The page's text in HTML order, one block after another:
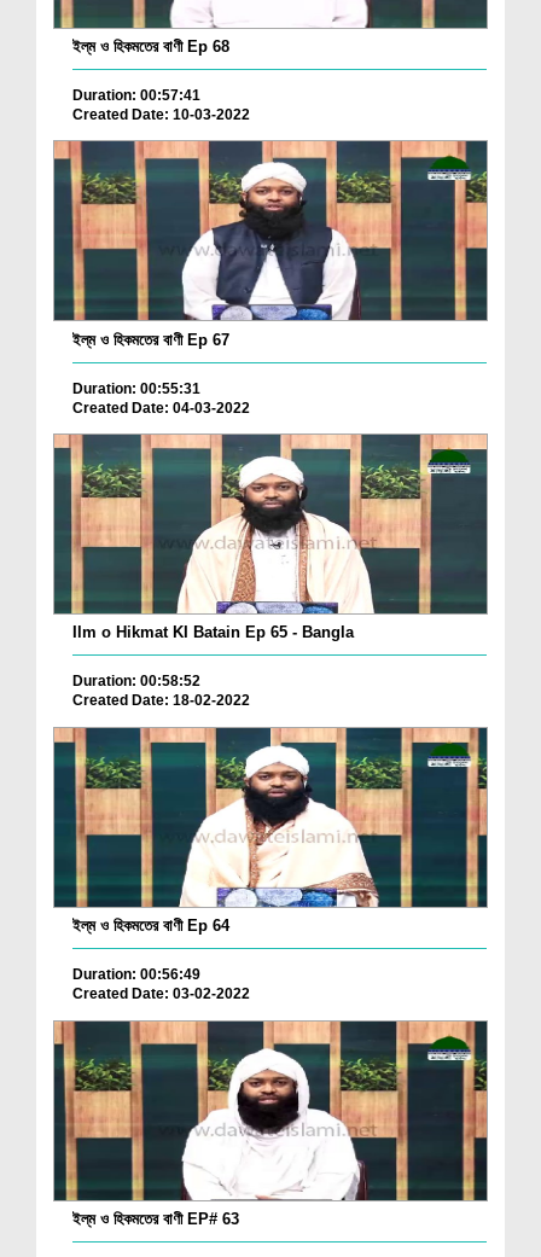
ইল্‌ম ও হিকমতের বাণী Ep 68
Duration: 00:57:41
Created Date: 10-03-2022
ইল্‌ম ও হিকমতের বাণী Ep 67
Duration: 00:55:31
Created Date: 04-03-2022
Ilm o Hikmat KI Batain Ep 65 - Bangla
Duration: 00:58:52
Created Date: 18-02-2022
ইল্‌ম ও হিকমতের বাণী Ep 64
Duration: 00:56:49
Created Date: 03-02-2022
ইল্‌ম ও হিকমতের বাণী EP# 63